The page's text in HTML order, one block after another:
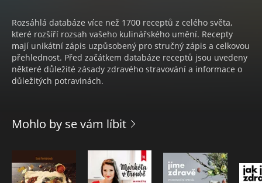
Rozsáhlá databáze více než 1700 receptů z celého světa,
které rozšíří rozsah vašeho kulinářského umění. Recepty
mají unikátní zápis uzpůsobený pro stručný zápis a celkovou
přehlednost. Před začátkem databáze receptů jsou uvedeny
některé důležité zásady zdravého stravování a informace o
důležitých potravinách.
Mohlo by se vám líbit